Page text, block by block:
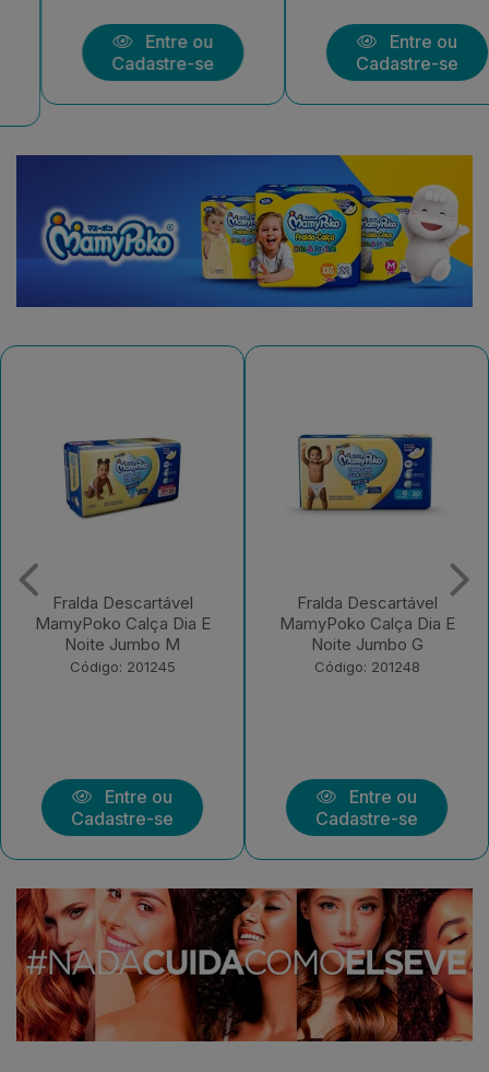
Entre ou
Cadastre-se
Entre ou
Cadastre-se
Fralda Descartável
MamyPoko Calça Dia E
Noite Jumbo G
Código: 201248
Entre ou
Cadastre-se
Fralda Descartável
MamyPoko Calça Dia E
Noite Jumbo XXG
Código: 201249
Entre ou
Cadastre-se